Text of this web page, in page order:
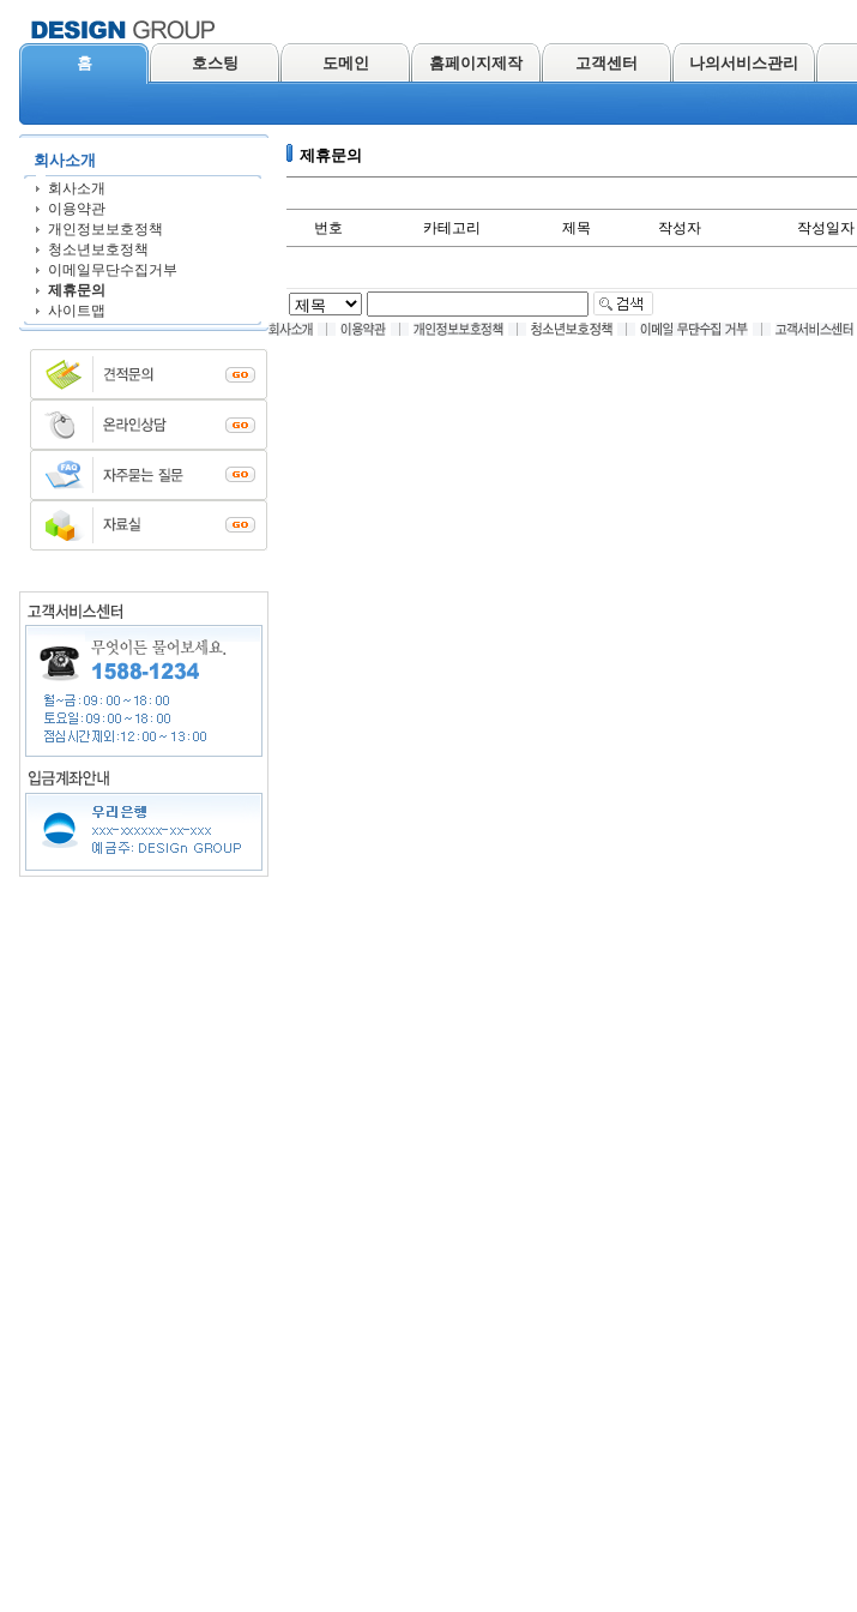
홈 호스팅 도메인 홈페이지제작 고객센터 나의서비스관리
회사소개
회사소개
이용약관
개인정보보호정책
청소년보호정책
이메일무단수집거부
제휴문의
사이트맵
제휴문의
번호 카테고리 제목 작성자 작성일자